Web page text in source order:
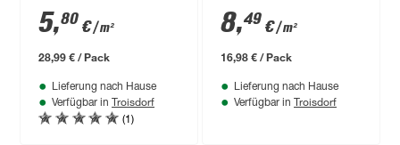
S4 ALU' oxidfrei
5,80 €/ m²
28,99 € / Pack
Lieferung nach Hause
Verfügbar in Troisdorf
(1)
ziegelrot 33,6 x 100
cm
8,49 €/ m²
16,98 € / Pack
Lieferung nach Hause
Verfügbar in Troisdorf